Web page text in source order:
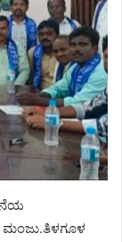
ಮಂಜು.ತಿಳಗೂಳ